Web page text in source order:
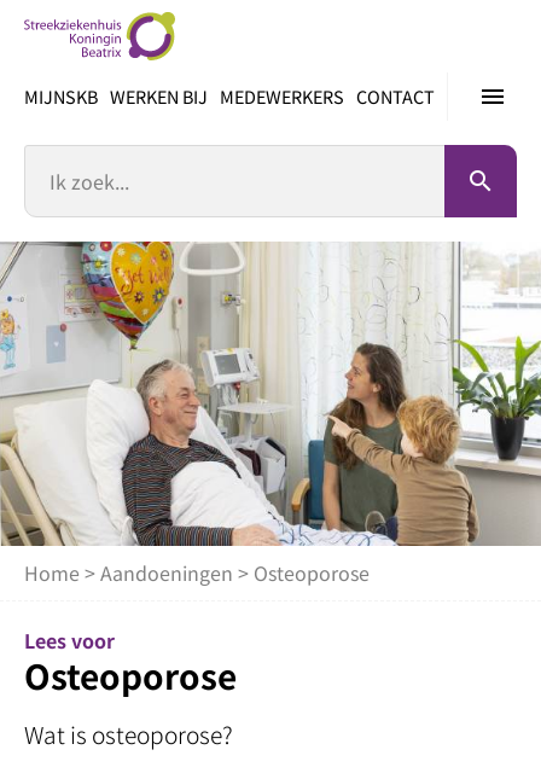
inhoud
menu
MIJNSKB WERKEN BIJ MEDEWERKERS CONTACT
search
Home >Aandoeningen > Osteoporose
Lees voor
Osteoporose
Wat is osteoporose?